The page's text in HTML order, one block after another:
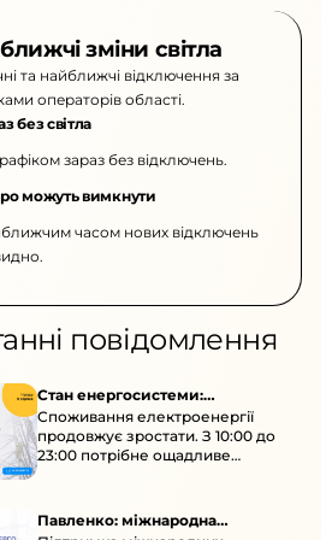
зміни світла
та найближчі відключення за
операторів області.
без світла
зараз без відключень.
можуть вимкнути
часом нових відключень
повідомлення
Стан енергосистеми:
споживання зростає
Споживання електроенергії
продовжує зростати. З 10:00 до
23:00 потрібне ощадливе
енергоспоживання, а
перенести на нічні години.
Павленко: міжнародна